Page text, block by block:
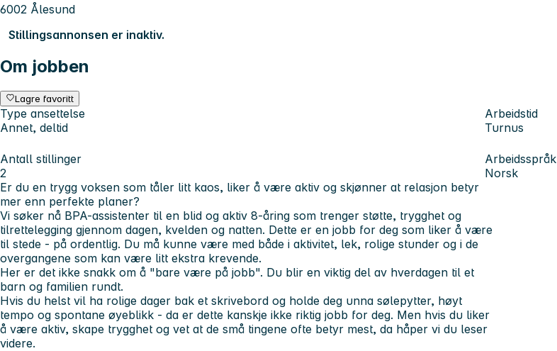
6002 Ålesund
Stillingsannonsen er inaktiv.
Om jobben
Lagre favoritt
Type ansettelse
Annet, deltid
Arbeidstid
Turnus
Antall stillinger
2
Arbeidsspråk
Norsk
Er du en trygg voksen som tåler litt kaos, liker å være aktiv og skjønner at relasjon betyr
mer enn perfekte planer?
Vi søker nå BPA-assistenter til en blid og aktiv 8-åring som trenger støtte, trygghet og
tilrettelegging gjennom dagen, kvelden og natten. Dette er en jobb for deg som liker å være
til stede - på ordentlig. Du må kunne være med både i aktivitet, lek, rolige stunder og i de
overgangene som kan være litt ekstra krevende.
Her er det ikke snakk om å "bare være på jobb". Du blir en viktig del av hverdagen til et
barn og familien rundt.
Hvis du helst vil ha rolige dager bak et skrivebord og holde deg unna sølepytter, høyt
tempo og spontane øyeblikk - da er dette kanskje ikke riktig jobb for deg. Men hvis du liker
å være aktiv, skape trygghet og vet at de små tingene ofte betyr mest, da håper vi du leser
videre.